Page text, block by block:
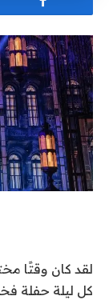
لقد كان وقتًا
كل ليلة حفلة